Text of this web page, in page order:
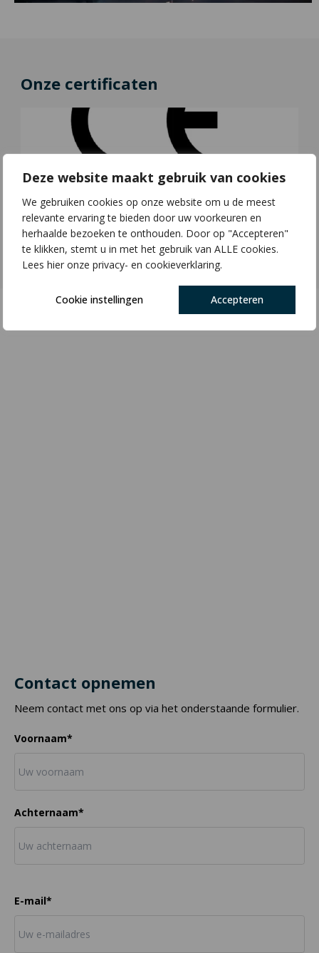
Deze website maakt gebruik van cookies
We gebruiken cookies op onze website om u de meest
relevante ervaring te bieden door uw voorkeuren en
herhaalde bezoeken te onthouden. Door op "Accepteren"
te klikken, stemt u in met het gebruik van ALLE cookies.
Lees hier onze privacy- en cookieverklaring.
Cookie instellingen Accepteren
Onze certificaten
Contact opnemen
Contact opnemen
Neem contact met ons op via het onderstaande formulier.
Voornaam*
Achternaam*
E-mail*